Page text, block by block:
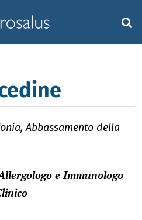
Abbassamento della
e Immunologo